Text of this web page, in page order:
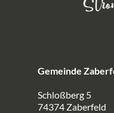
Gemeinde
Schloßberg 5
74374 Zaberfeld